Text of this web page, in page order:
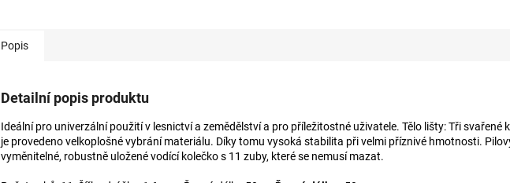
Popis
Detailní popis produktu
Ideální pro univerzální použití v lesnictví a zemědělství a pro příležitostné uživatele. Tělo lišty: Tři svařené
je provedeno velkoplošné vybrání materiálu. Díky tomu vysoká stabilita při velmi příznivé hmotnosti.
vyměnitelné, robustně uložené vodící kolečko s 11 zuby, které se nemusí mazat.